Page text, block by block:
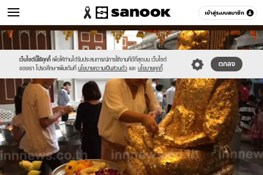
เข้าสู่ระบบสมาชิก
ข่าว หมวดอื่นๆ
เว็บไซต์นี้ใช้คุกกี้ เพื่อให้ท่านได้รับประสบการณ์การใช้งานที่ดีที่สุดบน เว็บไซต์
ของเรา โปรดศึกษาเพิ่มเติมที่ นโยบายความเป็นส่วนตัว และ นโยบายคุกกี้
ตกลง
Sanook
//s.isanook.com/sr/0/images/logo-
new-
sanook.png
600
60
//s.isanook.com/ns/0/ud/367/1839490/635765-
04.jpg